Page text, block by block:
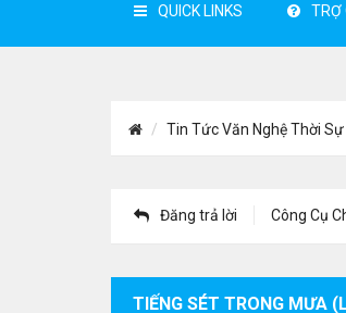
QUICK LINKS TRỢ
Tin Tức Văn Nghệ Thời Sự
Đăng trả lời Công Cụ
TIẾNG SÉT TRONG MƯA